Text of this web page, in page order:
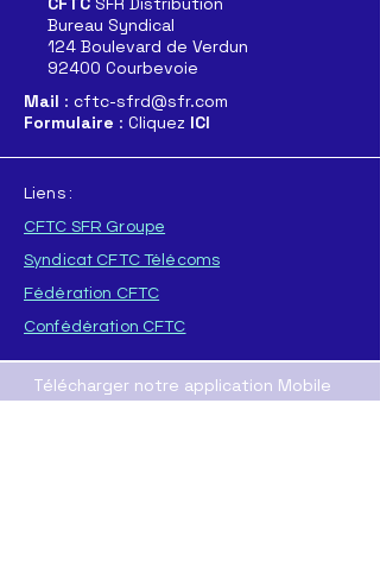
Bureau Syndical
124 Boulevard de Verdun
92400 Courbevoie
Mail : cftc-sfrd@sfr.com
Formulaire : Cliquez ICI
Liens :
CFTC SFR Groupe
Syndicat CFTC Télécoms
Fédération CFTC
Confédération CFTC
Télécharger notre application Mobile